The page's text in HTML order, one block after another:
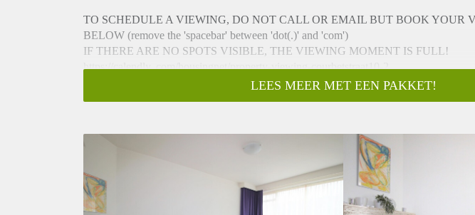
TO SCHEDULE A VIEWING, DO NOT CALL OR EMAIL BUT BOOK YOUR
BELOW (remove the 'spacebar' between 'dot(.)' and 'com')
IF THERE ARE NO SPOTS VISIBLE, THE VIEWING MOMENT IS FULL!
https://calendly. com/housingnet/property-viewing-courbetstraat10-2
ONLY AVAILABLE FOR A WORKING SINGLE
NO SHARING
Large bright room available in shared apartment. The location and space of this
all occupants are working so this place is perfect if you need a steady place in
- Available from 01-11-2022 a minimum of 12 months, indefenite ( MODEL A
- Income requirement 3,5 x the rental price
- Max 1 person (no couples)
LEES MEER MET EEN PAKKET!